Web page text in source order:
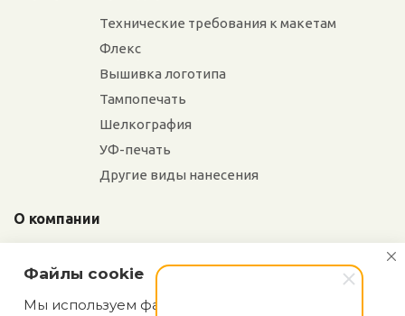
Технические требования к макетам
Флекс
Вышивка логотипа
Тампопечать
Шелкография
УФ-печать
Другие виды нанесения
О компании
Сотрудники
Сотрудничество
Файлы cookie
Мы используем файлы cookie, разработанные